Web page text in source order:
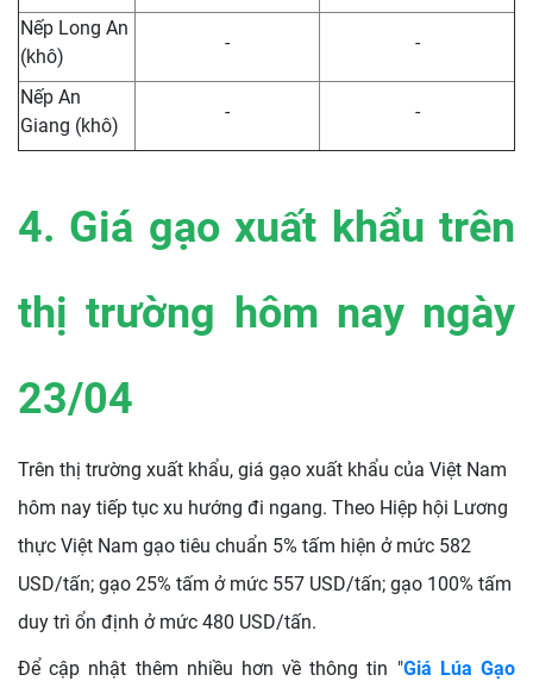
Nếp Long An
(khô)
- -
Nếp An
Giang (khô)
- -
4. Giá gạo xuất khẩu trên
thị trường hôm nay ngày
23/04
Trên thị trường xuất khẩu, giá gạo xuất khẩu của Việt Nam
hôm nay tiếp tục xu hướng đi ngang. Theo Hiệp hội Lương
thực Việt Nam gạo tiêu chuẩn 5% tấm hiện ở mức 582
USD/tấn; gạo 25% tấm ở mức 557 USD/tấn; gạo 100% tấm
duy trì ổn định ở mức 480 USD/tấn.
Để cập nhật thêm nhiều hơn về thông tin "Giá Lúa Gạo